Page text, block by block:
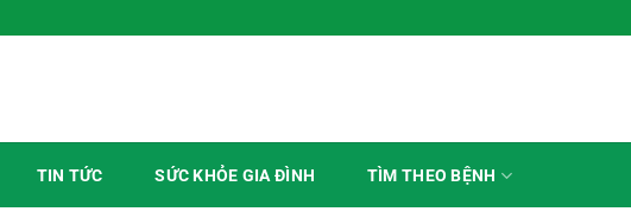
TIN TỨC SỨC KHỎE GIA ĐÌNH TÌM THEO BỆNH